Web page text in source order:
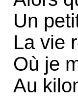
Un
La vie
Où je
Au